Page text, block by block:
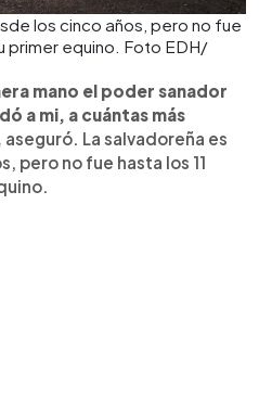
los cinco años, pero no fue
primer equino. Foto EDH/
mano el poder sanador
a mi, a cuántas más
aseguró. La salvadoreña es
pero no fue hasta los 11